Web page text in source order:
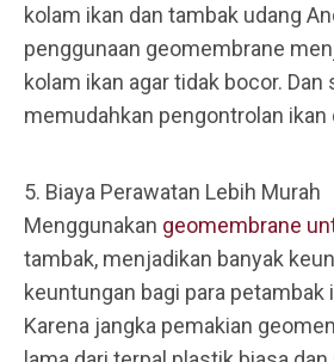
kolam ikan dan tambak udang
penggunaan geomembrane
kolam ikan agar tidak bocor. Dan
memudahkan pengontrolan ikan
5. Biaya Perawatan Lebih Murah
Menggunakan geomembrane
tambak, menjadikan banyak
keuntungan bagi para petambak
Karena jangka pemakian